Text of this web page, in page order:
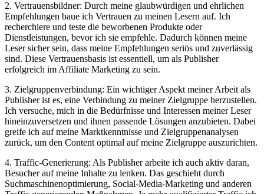
2. Vertrauensbildner: Durch meine glaubwürdigen und ehrlichen
Empfehlungen baue ich Vertrauen zu meinen Lesern auf. Ich
recherchiere und teste die beworbenen Produkte oder
Dienstleistungen, bevor ich sie empfehle. Dadurch können meine
Leser sicher sein, dass meine Empfehlungen seriös und zuverlässig
sind. Diese Vertrauensbasis ist essentiell, um als Publisher
erfolgreich im Affiliate Marketing zu sein.
3. Zielgruppenverbindung: Ein wichtiger Aspekt meiner Arbeit als
Publisher ist es, eine Verbindung zu meiner Zielgruppe herzustellen.
Ich versuche, mich in die Bedürfnisse und Interessen meiner Leser
hineinzuversetzen und ihnen passende Lösungen anzubieten. Dabei
greife ich auf meine Marktkenntnisse und Zielgruppenanalysen
zurück, um den Content optimal auf meine Zielgruppe auszurichten.
4. Traffic-Generierung: Als Publisher arbeite ich auch aktiv daran,
Besucher auf meine Inhalte zu lenken. Das geschieht durch
Suchmaschinenoptimierung, Social-Media-Marketing und anderen